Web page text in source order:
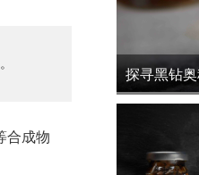
合成物
探寻黑钻